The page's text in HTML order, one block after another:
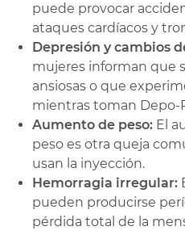
puede provocar
ataques cardíacos y
Depresión y cambios
mujeres informan que
ansiosas o que
mientras toman Depo-
Aumento de peso: El
peso es otra queja
usan la inyección.
Hemorragia irregular:
pueden producirse
pérdida total de la